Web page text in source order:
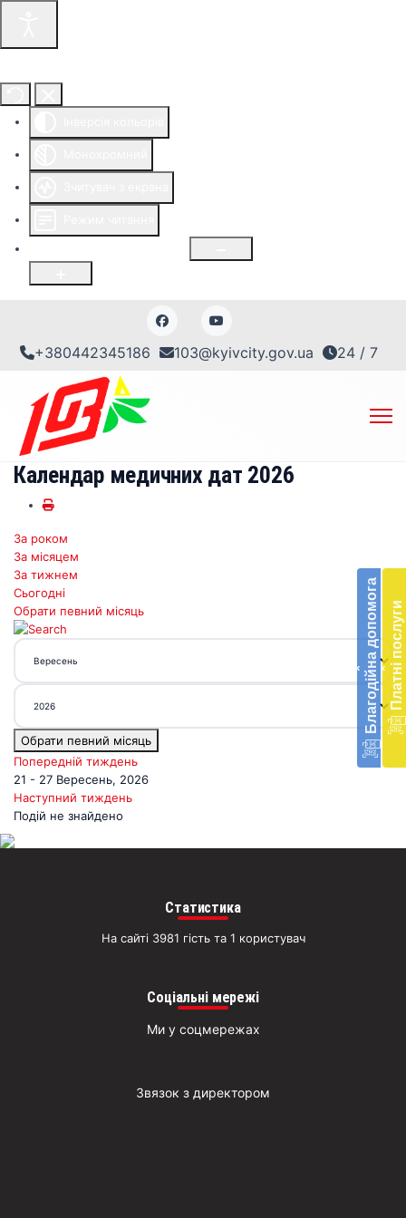
+380442345186 103@kyivcity.gov.ua 24 / 7
‹ Благодійна допомогав
‹ Платні послуги
Календар медичних дат 2026
За роком
За місяцем
За тижнем
Сьогодні
Обрати певний місяць
Обрати певний місяць
Попередній тиждень
21 - 27 Вересень, 2026
Наступний тиждень
Подій не знайдено
Статистика
На сайті 3981 гість та 1 користувач
Соціальні мережі
Ми у соцмережах
Звязок з директором